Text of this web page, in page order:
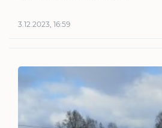
3.12.2023, 16:59